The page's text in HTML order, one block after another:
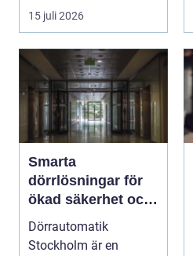
15 juli 2026
Smarta
dörrlösningar för
ökad säkerhet och
komfort
Dörrautomatik
Stockholm är en